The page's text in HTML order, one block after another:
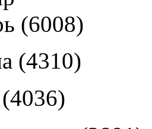
(6008)
(4310)